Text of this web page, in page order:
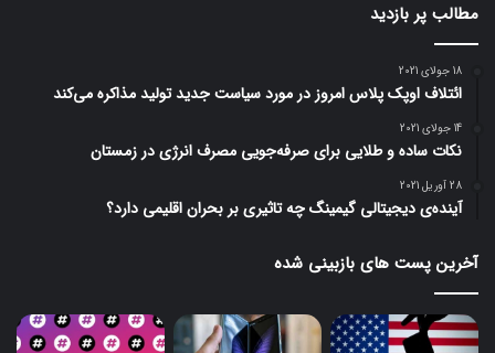
مطالب پر بازدید
18 جولای 2021
ائتلاف اوپک پلاس امروز در مورد سیاست جدید تولید مذاکره می‌کند
14 جولای 2021
نکات ساده و طلایی برای صرفه‌جویی مصرف انرژی در زمستان
28 آوریل 2021
آینده‌ی دیجیتالی گیمینگ چه تاثیری بر بحران اقلیمی دارد؟
آخرین پست های بازبینی شده